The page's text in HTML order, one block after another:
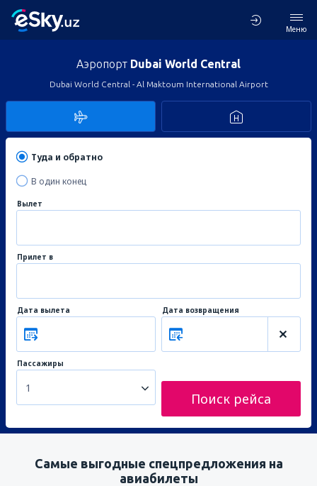
Меню
Аэропорт Dubai World Central
Dubai World Central - Al Maktoum International Airport
Туда и обратно
В один конец
Вылет
Прилет в
Дата вылета Дата возвращения
Пассажиры
1
Поиск рейса
Самые выгодные спецпредложения на
авиабилеты